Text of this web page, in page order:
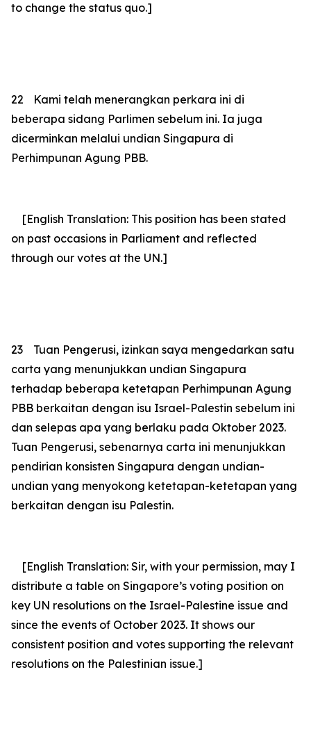
to change the status quo.]
22
Kami telah menerangkan perkara ini di
beberapa sidang Parlimen sebelum ini. Ia juga
dicerminkan melalui undian Singapura di
Perhimpunan Agung PBB.
[English Translation: This position has been stated
on past occasions in Parliament and reflected
through our votes at the UN.]
23
Tuan Pengerusi, izinkan saya mengedarkan satu
carta yang menunjukkan undian Singapura
terhadap beberapa ketetapan Perhimpunan Agung
PBB berkaitan dengan isu Israel-Palestin sebelum ini
dan selepas apa yang berlaku pada Oktober 2023.
Tuan Pengerusi, sebenarnya carta ini menunjukkan
pendirian konsisten Singapura dengan undian-
undian yang menyokong ketetapan-ketetapan yang
berkaitan dengan isu Palestin.
[English Translation: Sir, with your permission, may I
distribute a table on Singapore’s voting position on
key UN resolutions on the Israel-Palestine issue and
since the events of October 2023. It shows our
consistent position and votes supporting the relevant
resolutions on the Palestinian issue.]